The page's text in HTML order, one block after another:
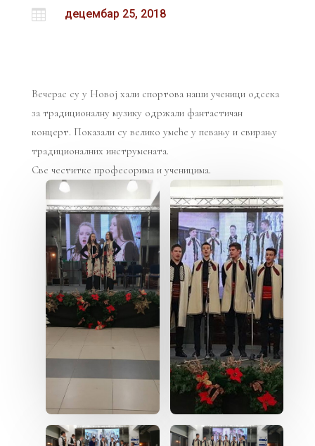
 децембар 25, 2018
Вечерас су у Новој хали спортова наши ученици одсека
за традиционалну музику одржали фантастичан
концерт. Показали су велико умеће у певању и свирању
традиционалних инструмената.
Све честитке професорима и ученицима.